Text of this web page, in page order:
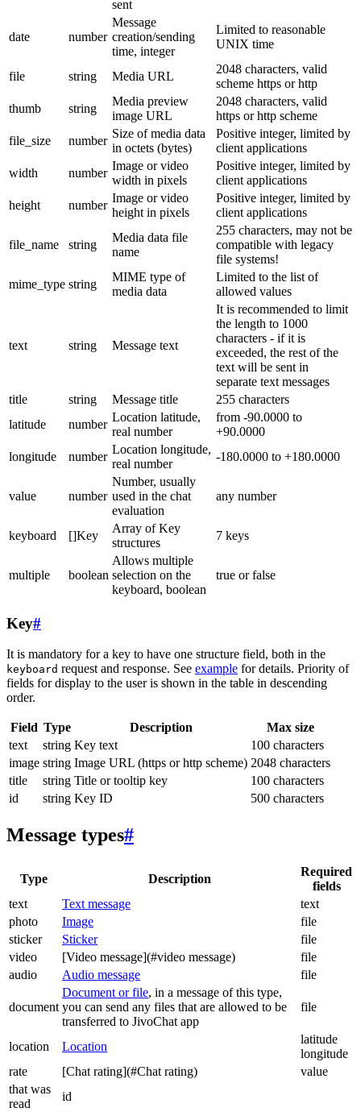
sent
date number
Message
creation/sending
time, integer
Limited to reasonable
UNIX time
file string Media URL
2048 characters, valid
scheme https or http
thumb
string
Media preview
image URL
2048 characters, valid
https or http scheme
file_size
number
Size of media data
in octets (bytes)
Positive integer, limited by
client applications
width
number
Image or video
width in pixels
Positive integer, limited by
client applications
height
number
Image or video
height in pixels
Positive integer, limited by
client applications
file_name string
Media data file
name
255 characters, may not be
compatible with legacy
file systems!
mime_type string
MIME type of
media data
Limited to the list of
allowed values
text string Message text
It is recommended to limit
the length to 1000
characters - if it is
exceeded, the rest of the
text will be sent in
separate text messages
title
string Message title
255 characters
latitude
number
Location latitude,
real number
from -90.0000 to
+90.0000
longitude
number
Location longitude,
real number
-180.0000 to +180.0000
value number
Number, usually
used in the chat
evaluation
any number
keyboard []Key
Array of Key
structures
7 keys
multiple boolean
Allows multiple
selection on the
keyboard, boolean
true or false
Key#
It is mandatory for a key to have one structure field, both in the
keyboard request and response. See example for details. Priority of
fields for display to the user is shown in the table in descending
order.
Field Type Description
Max size
text
string Key text
100 characters
image string Image URL (https or http scheme) 2048 characters
title
string Title or tooltip key
100 characters
id
string Key ID 500 characters
Message types#
Type Description
Required
fields
text
Text message
text
photo
Image
file
sticker
Sticker
file
video
[Video message](#video message)
file
audio
Audio message file
document
Document or file, in a message of this type,
you can send any files that are allowed to be
transferred to JivoChat app
file
location Location
latitude
longitude
rate
[Chat rating](#Chat rating)
value
that was
read
id